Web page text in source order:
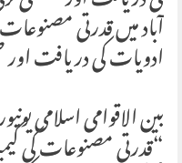
آباد میں قدرتی
ادویات کی دریافت اور